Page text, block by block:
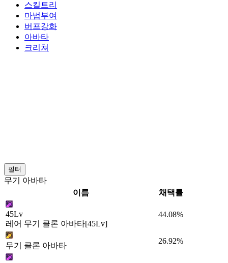
스킬트리
마법부여
버프강화
아바타
크리쳐
필터
무기 아바타
이름
채택률
45Lv
레어 무기 클론 아바타[45Lv]
44.08%
무기 클론 아바타
26.92%